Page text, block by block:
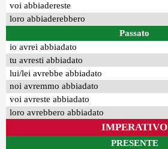
voi abbiadereste
loro abbiaderebbero
Passato
io avrei abbiadato
tu avresti abbiadato
lui/lei avrebbe abbiadato
noi avremmo abbiadato
voi avreste abbiadato
loro avrebbero abbiadato
IMPERATIVO
PRESENTE